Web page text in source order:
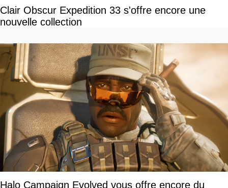
Clair Obscur Expedition 33 s'offre encore une
nouvelle collection
Halo Campaign Evolved vous offre encore du